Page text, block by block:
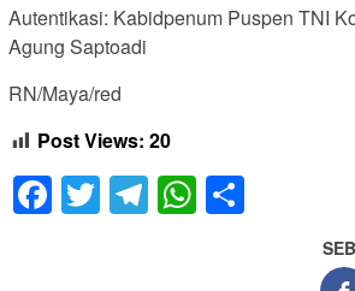
Autentikasi: Kabidpenum Puspen TNI
Agung Saptoadi
RN/Maya/red
Post Views: 20
Facebook
TwitterTelegram
WhatsApp